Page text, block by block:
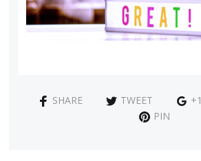
SHARE TWEET +1
PIN